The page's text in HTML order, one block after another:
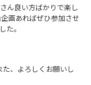
ん良い方ばかりで楽し
画あればぜひ参加させ
た。
、よろしくお願いし